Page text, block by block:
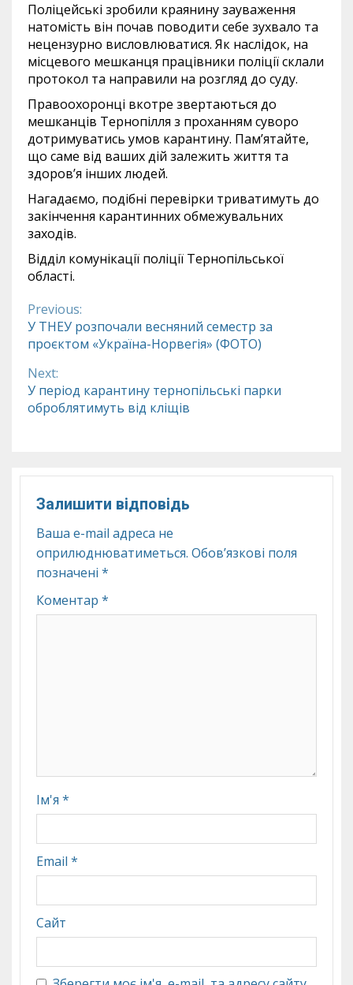
Поліцейські зробили краянину зауваження
натомість він почав поводити себе зухвало та
нецензурно висловлюватися. Як наслідок, на
місцевого мешканця працівники поліції склали
протокол та направили на розгляд до суду.
Правоохоронці вкотре звертаються до
мешканців Тернопілля з проханням суворо
дотримуватись умов карантину. Пам’ятайте,
що саме від ваших дій залежить життя та
здоров’я інших людей.
Нагадаємо, подібні перевірки триватимуть до
закінчення карантинних обмежувальних
заходів.
Відділ комунікації поліції Тернопільської
області.
Continue
Reading
Previous:
У ТНЕУ розпочали весняний семестр за
проєктом «Україна-Норвегія» (ФОТО)
Next:
У період карантину тернопільські парки
оброблятимуть від кліщів
Залишити відповідь
Ваша e-mail адреса не
оприлюднюватиметься. Обов’язкові поля
позначені *
Коментар *
Ім'я *
Email *
Сайт